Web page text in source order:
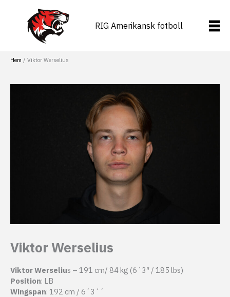
RIG Amerikansk fotboll
Hem Viktor Werselius
Viktor Werselius
Viktor Werselius – 191 cm/ 84 kg (6´3″ / 185 lbs)
Position: LB
Wingspan: 192 cm / 6´3´´